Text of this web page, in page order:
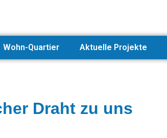
Wohn-Quartier Aktuelle Projekte
Draht zu uns